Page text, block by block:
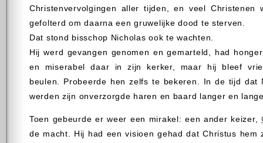
Christenvervolgingen aller tijden, en veel Christenen
gefolterd om daarna een gruwelijke dood te sterven.
Dat stond bisschop Nicholas ook te wachten.
Hij werd gevangen genomen en gemarteld, had
en miserabel daar in zijn kerker, maar hij bleef
beulen. Probeerde hen zelfs te bekeren. In de tijd dat
werden zijn onverzorgde haren en baard langer en
Toen gebeurde er weer een mirakel: een ander keizer,
de macht. Hij had een visioen gehad dat Christus hem